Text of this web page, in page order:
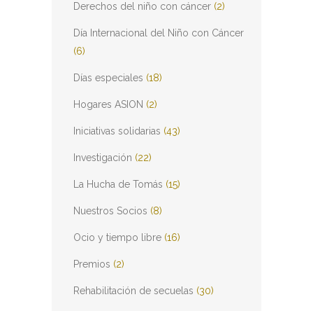
Derechos del niño con cáncer (2)
Día Internacional del Niño con Cáncer
(6)
Días especiales (18)
Hogares ASION (2)
Iniciativas solidarias (43)
Investigación (22)
La Hucha de Tomás (15)
Nuestros Socios (8)
Ocio y tiempo libre (16)
Premios (2)
Rehabilitación de secuelas (30)